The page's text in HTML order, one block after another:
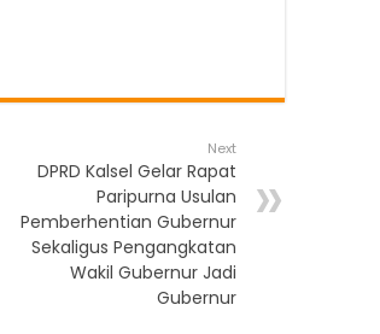
Next
DPRD Kalsel Gelar Rapat
Paripurna Usulan
Pemberhentian Gubernur
Sekaligus Pengangkatan
Wakil Gubernur Jadi
Gubernur